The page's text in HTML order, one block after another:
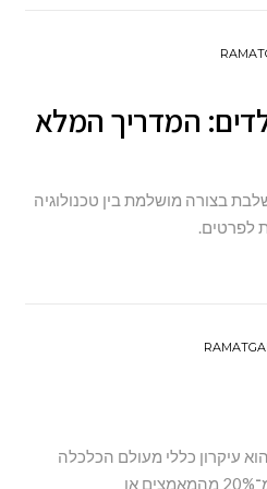
המדריך המלא
בצורה מושלמת בין טכנולוגיה
לפרטים.
הוא עיקרון כללי מעולם הכלכלה